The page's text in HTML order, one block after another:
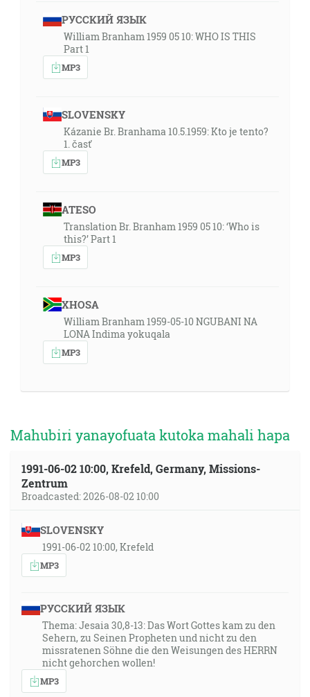
РУССКИЙ ЯЗЫК
William Branham 1959 05 10: WHO IS THIS
Part 1
MP3
SLOVENSKY
Kázanie Br. Branhama 10.5.1959: Kto je tento?
1. časť
MP3
ATESO
Translation Br. Branham 1959 05 10: ‘Who is
this?’ Part 1
MP3
XHOSA
William Branham 1959-05-10 NGUBANI NA
LONA Indima yokuqala
MP3
Mahubiri yanayofuata kutoka mahali hapa
1991-06-02 10:00, Krefeld, Germany, Missions-
Zentrum
Broadcasted: 2026-08-02 10:00
SLOVENSKY
1991-06-02 10:00, Krefeld
MP3
РУССКИЙ ЯЗЫК
Thema: Jesaia 30,8-13: Das Wort Gottes kam zu den
Sehern, zu Seinen Propheten und nicht zu den
missratenen Söhne die den Weisungen des HERRN
nicht gehorchen wollen!
MP3